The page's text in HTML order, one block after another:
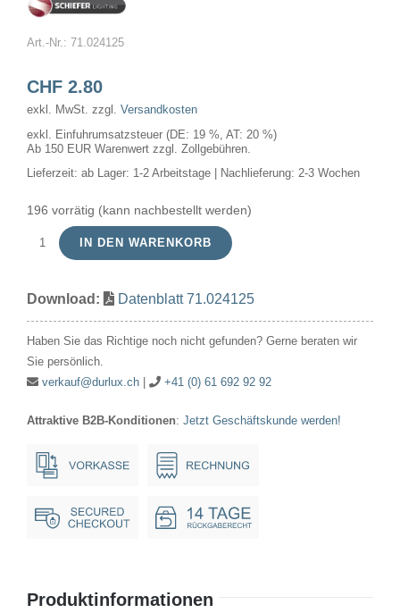
Art.-Nr.: 71.024125
CHF2.80
exkl. MwSt. zzgl. Versandkosten
exkl. Einfuhrumsatzsteuer (DE: 19 %, AT: 20 %)
Ab 150 EUR Warenwert zzgl. Zollgebühren.
Lieferzeit: ab Lager: 1-2 Arbeitstage | Nachlieferung: 2-3 Wochen
196 vorrätig (kann nachbestellt werden)
Signallampe
24V
14x30mm
Ba15d
IN DEN WARENKORB
Download: Datenblatt 71.024125
Haben Sie das Richtige noch nicht gefunden? Gerne beraten wir
Sie persönlich.
verkauf@durlux.ch| +41 (0) 61 692 92 92
Attraktive B2B-Konditionen: Jetzt Geschäftskunde werden!
Produktinformationen